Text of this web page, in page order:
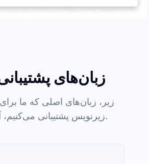
زبان‌های
زیر، زبان‌های اصلی که ما
زیرنویس پشتیبانی می‌کنیم، آمده است.